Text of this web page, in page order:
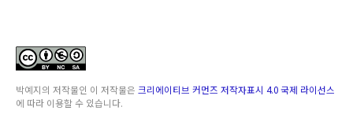
박예지의 저작물인 이 저작물은 크리에이티브 커먼즈 저작자표시 4.0 국제 라이선스
에 따라 이용할 수 있습니다.